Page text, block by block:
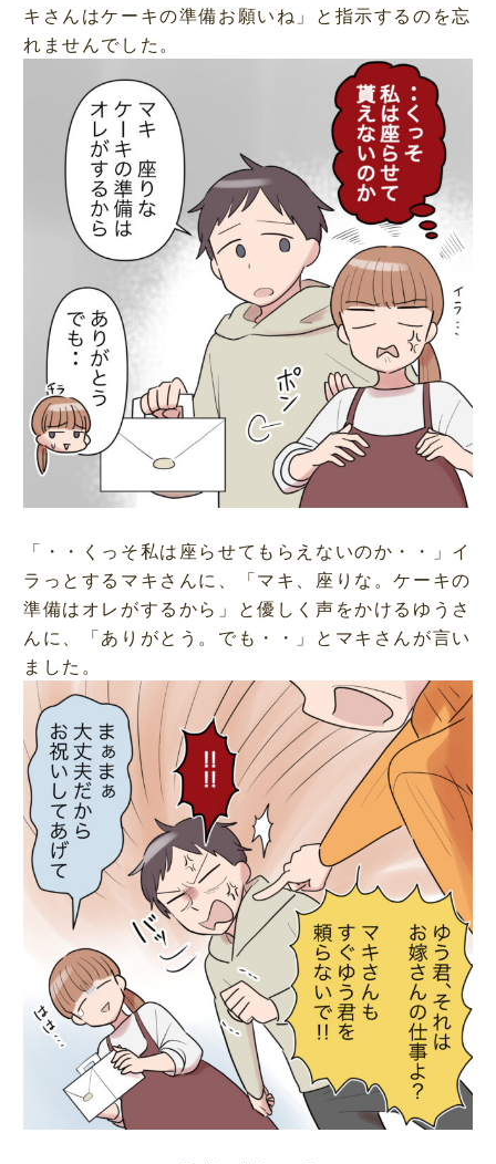
キさんはケーキの準備お願いね」と指示するのを忘
れませんでした。
「・・くっそ私は座らせてもらえないのか・・」イ
ラっとするマキさんに、「マキ、座りな。ケーキの
準備はオレがするから」と優しく声をかけるゆうさ
んに、「ありがとう。でも・・」とマキさんが言い
ました。